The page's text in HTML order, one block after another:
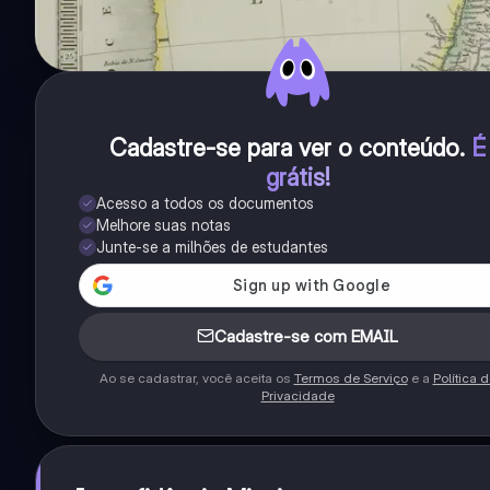
Cadastre-se para ver o conteúdo. É
grátis!
Acesso a todos os documentos
Melhore suas notas
Junte-se a milhões de estudantes
Cadastre-se com EMAIL
Ao se cadastrar, você aceita os Termos de Serviçoe a Política
Privacidade